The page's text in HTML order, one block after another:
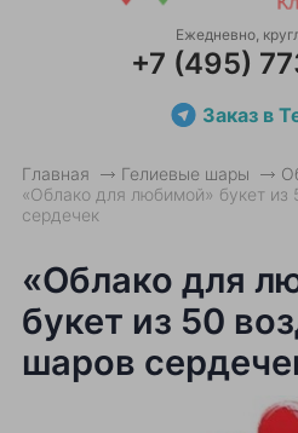
Ежедневно,
+7 (495)
Заказ в
Главная Гелиевые шары
«Облако для любимой» букет
сердечек
«Облако для
букет из 50
шаров